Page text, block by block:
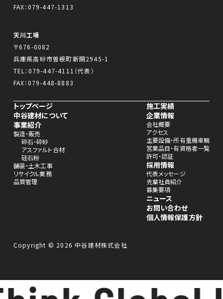
FAX：079-447-1313
天川工場
〒676-0082
兵庫県高砂市曽根町新開2945-1
TEL：079-447-4111 （代表）
FAX：079-448-8883
トップページ
中谷建材について
事業紹介
製造・販売
砕石・砕砂
アスファルト合材
硅石粉
舗装・土木工事
リサイクル業務
品質管理
施工実績
企業情報
会社概要
アクセス
主要設備・所有重機車輌
営業品目・有資格者一覧
許可・認証
採用情報
代表メッセージ
先輩社員紹介
募集要項
ニュース
お問い合わせ
個人情報保護方針
Copyright © 2026 中谷建材株式会社